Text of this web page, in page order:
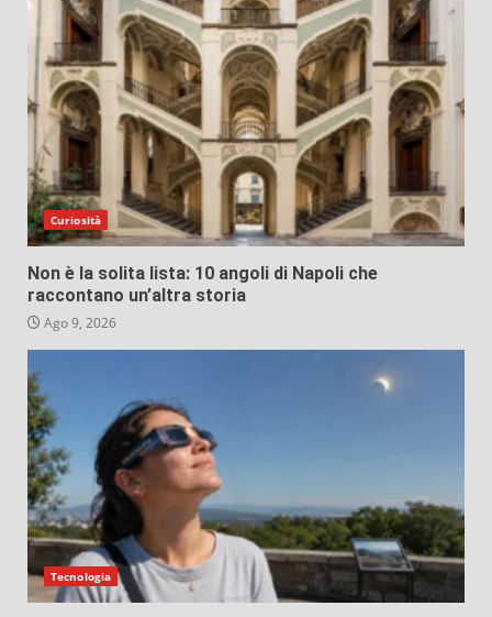
Curiosità
Non è la solita lista: 10 angoli di Napoli che
raccontano un’altra storia
Ago 9, 2026
Tecnologia